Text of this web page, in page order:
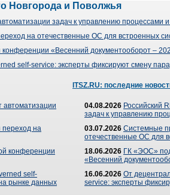
Новгорода и Поволжья
задач к управлению процессами и
на отечественные ОС для встроенных
«Весенний документооборот –
self-service: эксперты фиксируют смену
автоматизации
на
конференции
self-
рынке данных
ITSZ.RU: последние
04.08.2026 Российский
задач к управлению
03.07.2026 Системные
отечественные ОС для
18.06.2026 ГК «ЭОС»
«Весенний
16.06.2026 От
service: эксперты